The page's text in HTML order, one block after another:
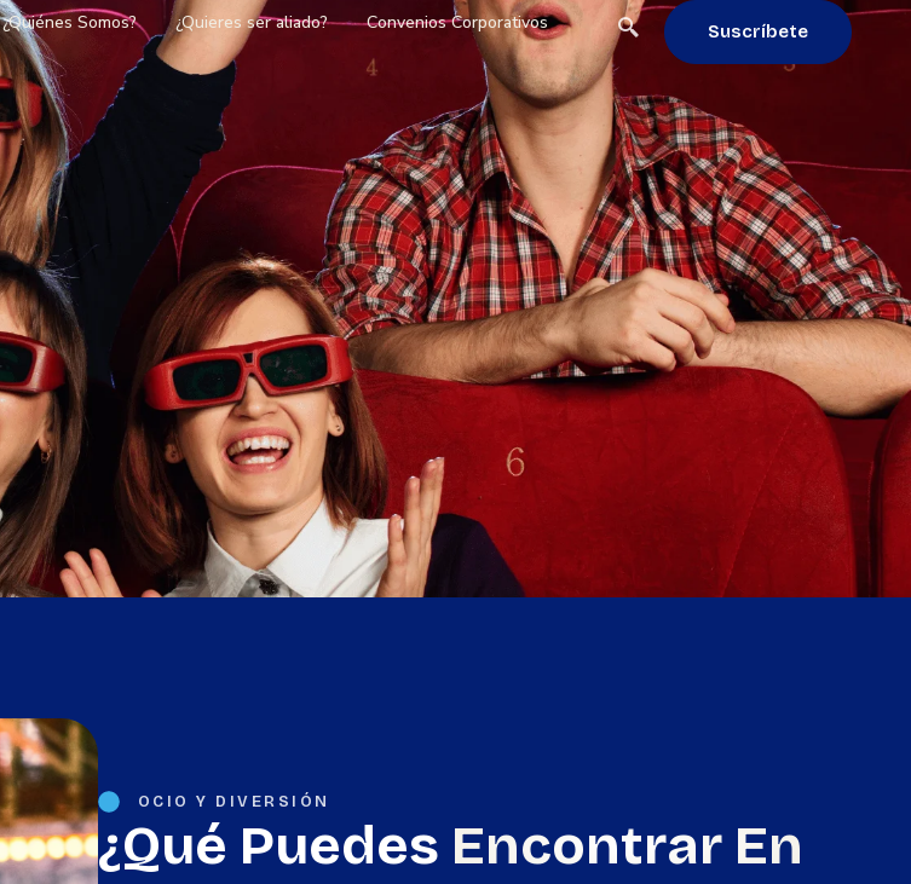
¿Quiénes Somos? ¿Quieres ser aliado? Convenios Corporativos Suscríbete
OCIO Y DIVERSIÓN
¿Qué Puedes Encontrar En